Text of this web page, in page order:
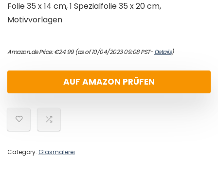
Folie 35 x 14 cm, 1 Spezialfolie 35 x 20 cm,
Motivvorlagen
Amazon.de Price:€24.99(as of 10/04/2023 09:08 PST-Details)
AUF AMAZON PRÜFEN
Category: Glasmalerei